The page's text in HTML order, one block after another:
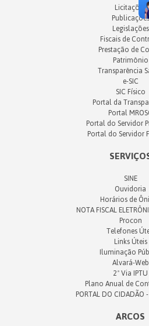
Licitações
Publicações
Legislações
Fiscais de
Prestação de
Patrimônio
Transparência
e-SIC
SIC Físico
Portal da
Portal
Portal do Servidor
Portal do Servidor
SINE
Ouvidoria
Horários de
NOTA FISCAL
Procon
Telefones
Links Úteis
Iluminação
Alvará-Web
2ª Via IPTU
Plano Anual de
PORTAL DO CIDADÃO
ARCOS